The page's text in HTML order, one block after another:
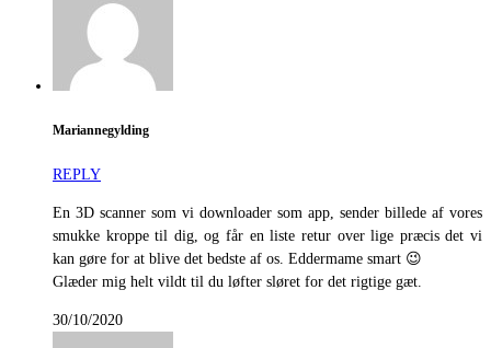
Mariannegylding
REPLY
En 3D scanner som vi downloader som app, sender billede af vores
smukke kroppe til dig, og får en liste retur over lige præcis det vi
kan gøre for at blive det bedste af os. Eddermame smart 😉
Glæder mig helt vildt til du løfter sløret for det rigtige gæt.
30/10/2020